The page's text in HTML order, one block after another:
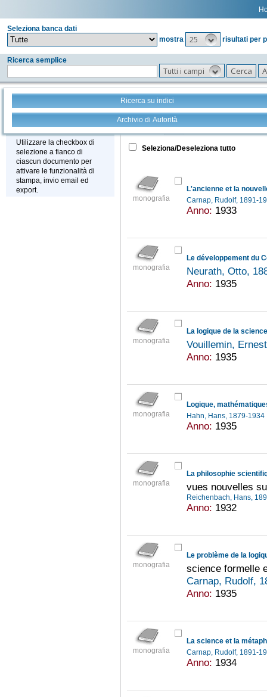
Seleziona banca dati
mostra
25 risultati per
Ricerca semplice
Tutti i campi
Ricerca su indici
Archivio di Autorità
Stampa - Email - Export
Utilizzare la checkbox di
selezione a fianco di
ciascun documento per
attivare le funzionalità di
stampa, invio email ed
export.
Tutto +
Seleziona/Deseleziona tutto
monografia
L'ancienne et la
Carnap, Rudolf, 1891-
Anno: 1933
monografia
Neurath, Otto,
Anno: 1935
monografia
La logique de la
Vouillemin,
Anno: 1935
monografia
Logique,
Hahn, Hans, 1879-1934
Anno: 1935
monografia
La philosophie
vues nouvelles
Reichenbach, Hans,
Anno: 1932
monografia
Le problème de la
science formelle
Carnap, Rudolf,
Anno: 1935
monografia Carnap, Rudolf, 1891-
Anno: 1934